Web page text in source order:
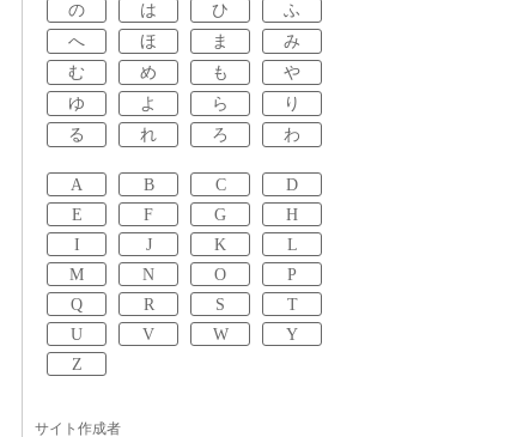
の
は ひ
ふ
へ
ほ ま
み
む
め も
や
ゆ
よ ら
り
る
れ ろ わ
A B C
D
E
F G
H
I
J K
L
M
N O
P
Q
R S
T
U
V W
Y
Z
サイト作成者